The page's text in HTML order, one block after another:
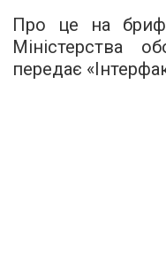
Про це на
Міністерства
передає «